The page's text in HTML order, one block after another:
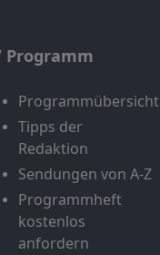
Programm
Programmübersicht
Tipps der
Redaktion
Sendungen von A-Z
Programmheft
kostenlos
anfordern